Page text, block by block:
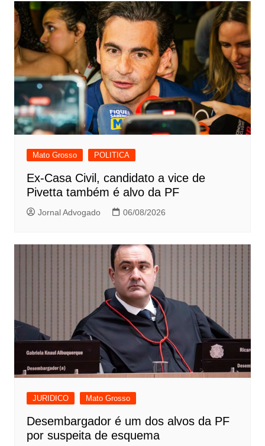
Mato Grosso POLITICA
Ex-Casa Civil, candidato a vice de
Pivetta também é alvo da PF
Jornal Advogado 06/08/2026
JURIDICO Mato Grosso
Desembargador é um dos alvos da PF
por suspeita de esquema